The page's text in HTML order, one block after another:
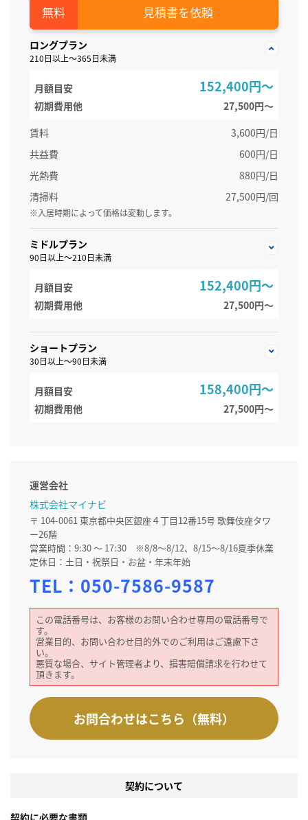
見積書を依頼
ロングプラン
210日以上～365日未満
月額目安 152,400円～
初期費用他
27,500円〜
賃料
3,600円/日
共益費
600円/日
光熱費
880円/日
清掃料
27,500円/回
※入居時期によって価格は変動します。
ミドルプラン
90日以上～210日未満
月額目安 152,400円～
初期費用他 27,500円〜
ショートプラン
30日以上～90日未満
月額目安 158,400円～
初期費用他 27,500円〜
運営会社
株式会社マイナビ
〒 104-0061 東京都中央区銀座４丁目12番15号 歌舞伎座タワ
ー26階
営業時間：9:30 ～ 17:30 ※8/8～8/12、8/15～8/16夏季休業
定休日：土日・祝祭日・お盆・年末年始
TEL： 050-7586-9587
この電話番号は、お客様のお問い合わせ専用の電話番号で
す。
営業目的、お問い合わせ目的外でのご利用はご遠慮下さ
い。
悪質な場合、サイト管理者より、損害賠償請求を行わせて
頂きます。
お問合わせはこちら（無料）
契約について